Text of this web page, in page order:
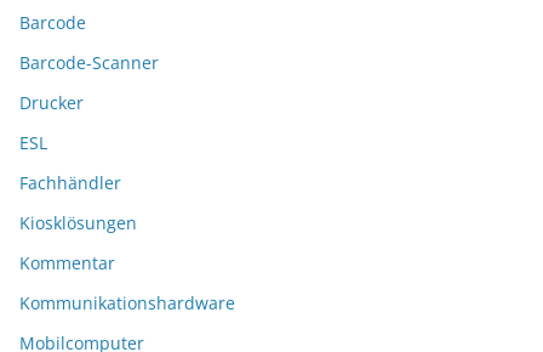
Barcode
Barcode-Scanner
Drucker
ESL
Fachhändler
Kiosklösungen
Kommentar
Kommunikationshardware
Mobilcomputer